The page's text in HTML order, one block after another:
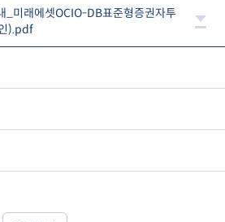
_미래에셋OCIO-DB표준형증권자투
).pdf